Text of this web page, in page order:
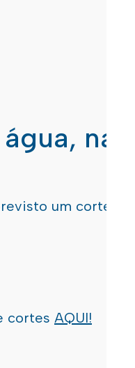
um corte de
cortes AQUI!